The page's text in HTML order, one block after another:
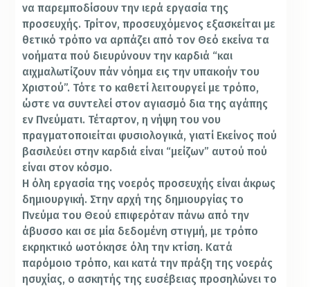
να παρεμποδίσουν την ιερά εργασία της
προσευχής. Τρίτον, προσευχόμενος εξασκείται με
θετικό τρόπο να αρπάζει από τον Θεό εκείνα τα
νοήματα πού διευρύνουν την καρδιά “και
αιχμαλωτίζουν πάν νόημα εις την υπακοήν του
Χριστού”. Τότε το καθετί λειτουργεί με τρόπο,
ώστε να συντελεί στον αγιασμό δια της αγάπης
εν Πνεύματι. Τέταρτον, η νήψη του νου
πραγματοποιείται φυσιολογικά, γιατί Εκείνος πού
βασιλεύει στην καρδιά είναι “μείζων” αυτού πού
είναι στον κόσμο.
Η όλη εργασία της νοερός προσευχής είναι άκρως
δημιουργική. Στην αρχή της δημιουργίας το
Πνεύμα του Θεού επιφερόταν πάνω από την
άβυσσο και σε μία δεδομένη στιγμή, με τρόπο
εκρηκτικό ωοτόκησε όλη την κτίση. Κατά
παρόμοιο τρόπο, και κατά την πράξη της νοεράς
ησυχίας, ο ασκητής της ευσέβειας προσηλώνει το